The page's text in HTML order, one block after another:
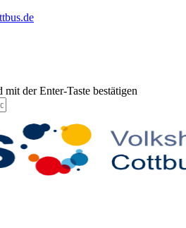
der Enter-Taste bestätigen